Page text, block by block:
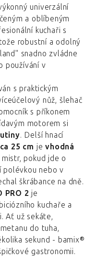
univerzální
a oblíbeným
kuchaři s
robustní a odolný
snadno zvládne
používání v
s praktickým
nůž, šlehač
s příkonem
motorem si
. Delší hnací
25 cm jevhodná
pokud jde o
polévkou nebo v
škrábance na dně.
PRO 2 je
kuchaře a
Ať už sekáte,
do tuha,
sekund - bamix®
gastronomii.